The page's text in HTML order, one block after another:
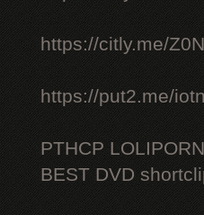
https://citly.me/
https://put2.me/
PTHCP
BEST DVD